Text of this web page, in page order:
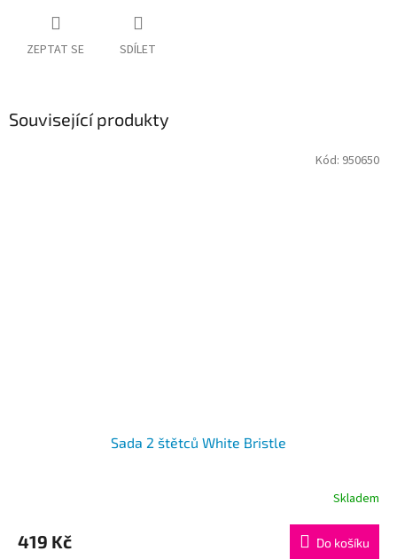
ZEPTAT SE SDÍLET
Související produkty
Sada 2 štětců White Bristle
Skladem
419 Kč Do košíku
Kód: 950650